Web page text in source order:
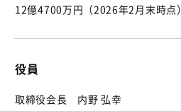
12億4700万円（2026年2月末時点）
役員
取締役会長 内野 弘幸